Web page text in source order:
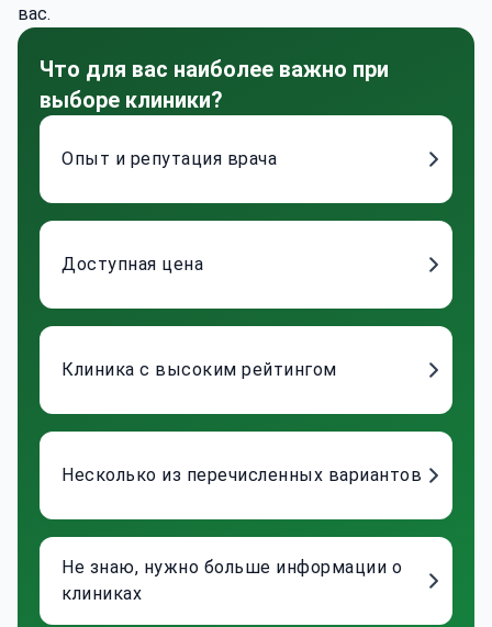
вас.
Что для вас наиболее важно при
выборе клиники?
Опыт и репутация врача
Доступная цена
Клиника с высоким рейтингом
Несколько из перечисленных вариантов
Не знаю, нужно больше информации о
клиниках